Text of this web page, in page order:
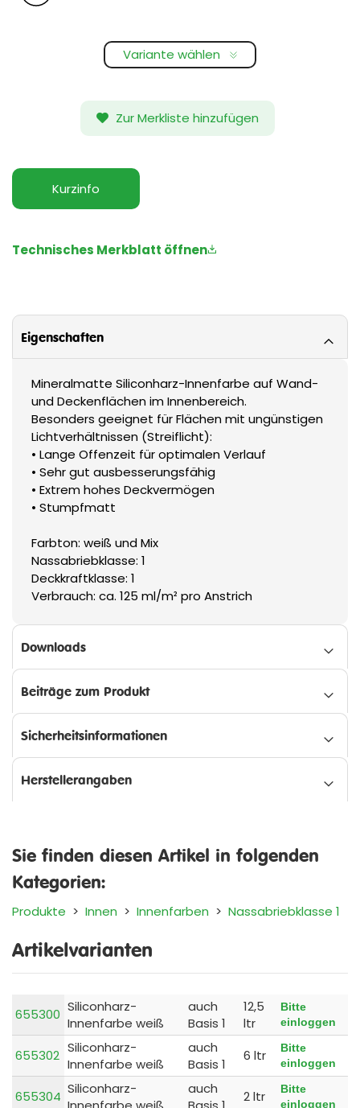
Variante wählen
Zur Merkliste hinzufügen
Kurzinfo
Technisches Merkblatt öffnen
Eigenschaften
Mineralmatte Siliconharz-Innenfarbe auf Wand-
und Deckenflächen im Innenbereich.
Besonders geeignet für Flächen mit ungünstigen
Lichtverhältnissen (Streiflicht):
• Lange Offenzeit für optimalen Verlauf
• Sehr gut ausbesserungsfähig
• Extrem hohes Deckvermögen
• Stumpfmatt
Farbton: weiß und Mix
Nassabriebklasse: 1
Deckkraftklasse: 1
Verbrauch: ca. 125 ml/m² pro Anstrich
Downloads
Beiträge zum Produkt
Sicherheitsinformationen
Herstellerangaben
Sie finden diesen Artikel in folgenden
Kategorien:
Produkte > Innen > Innenfarben > Nassabriebklasse 1
Artikelvarianten
655300 Siliconharz-
Innenfarbe weiß
auch
Basis 1
12,5
ltr
Bitte
einloggen
655302 Siliconharz-
Innenfarbe weiß
auch
Basis 1
6 ltr
Bitte
einloggen
655304 Siliconharz-
auch
2 ltr
Bitte
einloggen